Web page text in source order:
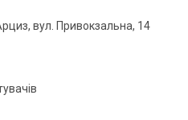
вул. Привокзальна, 14